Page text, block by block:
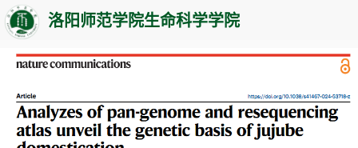
洛阳师范学院生命科学学院